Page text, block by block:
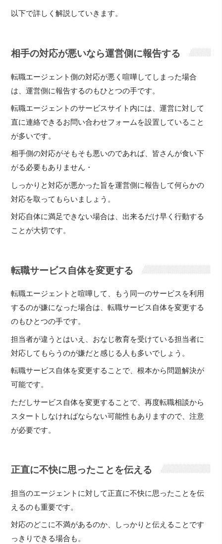
以下で詳しく解説していきます。
相手の対応が悪いなら運営側に報告する
転職エージェント側の対応が悪く喧嘩してしまった場合
は、運営側に報告するのもひとつの手です。
転職エージェントのサービスサイト内には、運営に対して
直に連絡できるお問い合わせフォームを設置していること
が多いです。
相手側の対応がそもそも悪いのであれば、皆さんが食い下
がる必要もありません・
しっかりと対応が悪かった旨を運営側に報告して何らかの
対応を取ってもらいましょう。
対応自体に満足できない場合は、出来るだけ早く行動する
ことが大切です。
転職サービス自体を変更する
転職エージェントと喧嘩して、もう同一のサービスを利用
するのが嫌になった場合は、転職サービス自体を変更する
のもひとつの手です。
担当者が違うとはいえ、おなじ教育を受けている担当者に
対応してもらうのが嫌だと感じる人も多いでしょう。
転職サービス自体を変更することで、根本から問題解決が
可能です。
ただしサービス自体を変更することで、再度転職相談から
スタートしなければならない可能性もありますので、注意
が必要です。
正直に不快に思ったことを伝える
担当のエージェントに対して正直に不快に思ったことを伝
えるのも重要です。
対応のどこに不満があるのか、しっかりと伝えることです
っきりできる場合も。